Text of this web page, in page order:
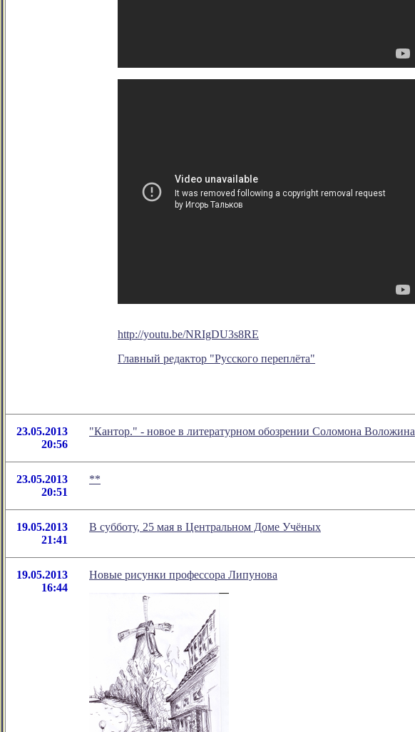
http://youtu.be/NRIgDU3s8RE
Главный редактор "Русского переплёта"
23.05.2013
20:56
"Кантор." - новое в литературном обозрении Соломона Воложина
23.05.2013
20:51
**
19.05.2013
21:41
В субботу, 25 мая в Центральном Доме Учёных
19.05.2013
16:44
Новые рисунки профессора Липунова